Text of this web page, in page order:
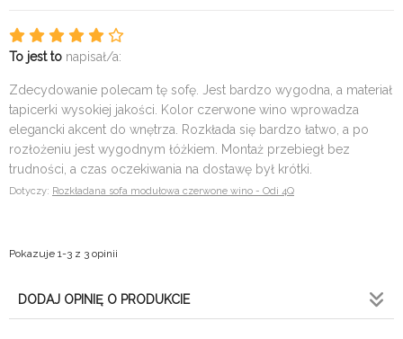
To jest to napisał/a:
Zdecydowanie polecam tę sofę. Jest bardzo wygodna, a materiał
tapicerki wysokiej jakości. Kolor czerwone wino wprowadza
elegancki akcent do wnętrza. Rozkłada się bardzo łatwo, a po
rozłożeniu jest wygodnym łóżkiem. Montaż przebiegł bez
trudności, a czas oczekiwania na dostawę był krótki.
Dotyczy: Rozkładana sofa modułowa czerwone wino - Odi 4Q
Pokazuje 1-3 z 3 opinii
DODAJ OPINIĘ O PRODUKCIE